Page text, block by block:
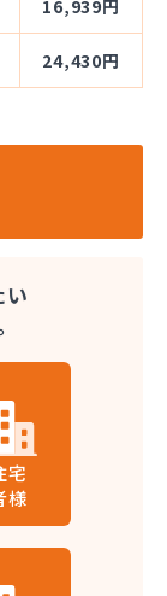
16,939円
24,430円
宅
様